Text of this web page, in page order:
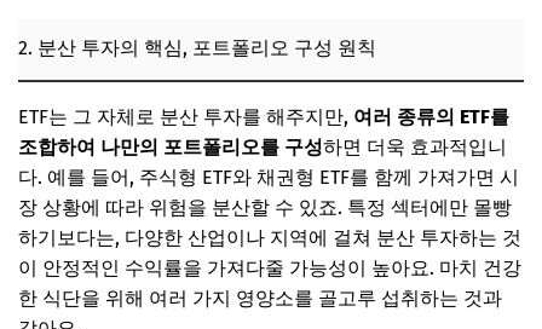
2. 분산 투자의 핵심, 포트폴리오 구성 원칙
ETF는 그 자체로 분산 투자를 해주지만, 여러 종류의 ETF를
조합하여 나만의 포트폴리오를 구성하면 더욱 효과적입니
다. 예를 들어, 주식형 ETF와 채권형 ETF를 함께 가져가면 시
장 상황에 따라 위험을 분산할 수 있죠. 특정 섹터에만 몰빵
하기보다는, 다양한 산업이나 지역에 걸쳐 분산 투자하는 것
이 안정적인 수익률을 가져다줄 가능성이 높아요. 마치 건강
한 식단을 위해 여러 가지 영양소를 골고루 섭취하는 것과